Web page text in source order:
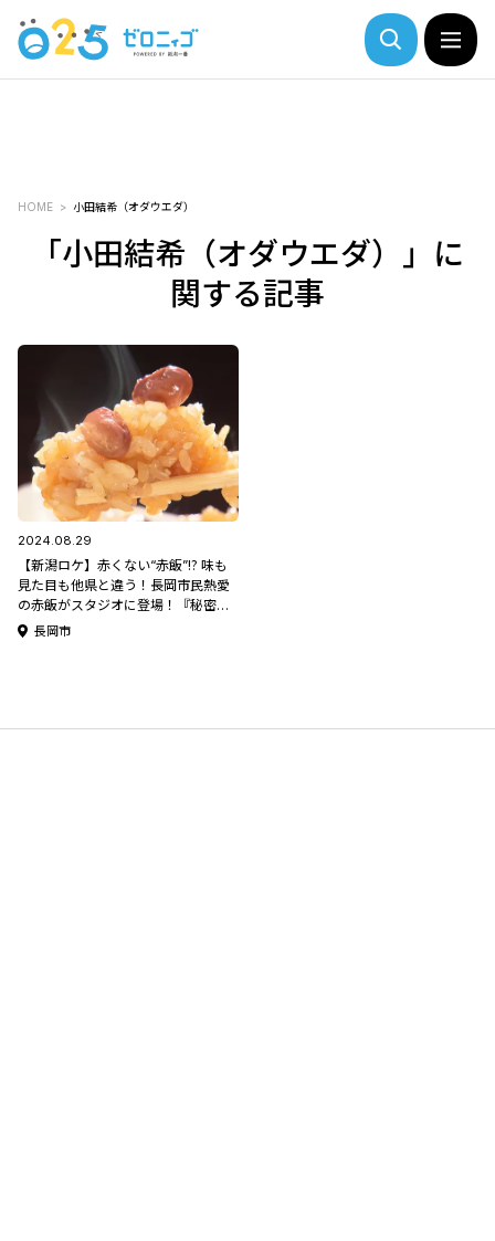
HOME 小田結希（オダウエダ）
「小田結希（オダウエダ）」に
関する記事
2024.08.29
【新潟ロケ】赤くない“赤飯”⁉ 味も
見た目も他県と違う！長岡市民熱愛
の赤飯がスタジオに登場！『秘密の
ケンミンSHOW極』9月5日(木)よる
長岡市